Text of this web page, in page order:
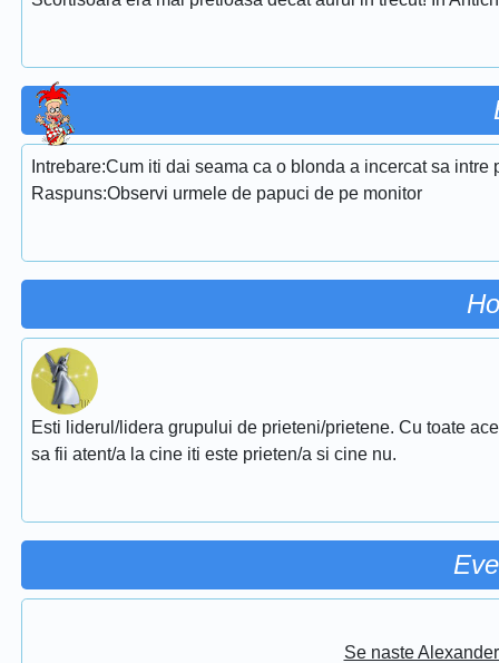
Intrebare:Cum iti dai seama ca o blonda a incercat sa intre
Raspuns:Observi urmele de papuci de pe monitor
Esti liderul/lidera grupului de prieteni/prietene. Cu toate
sa fii atent/a la cine iti este prieten/a si cine nu.
Se naste